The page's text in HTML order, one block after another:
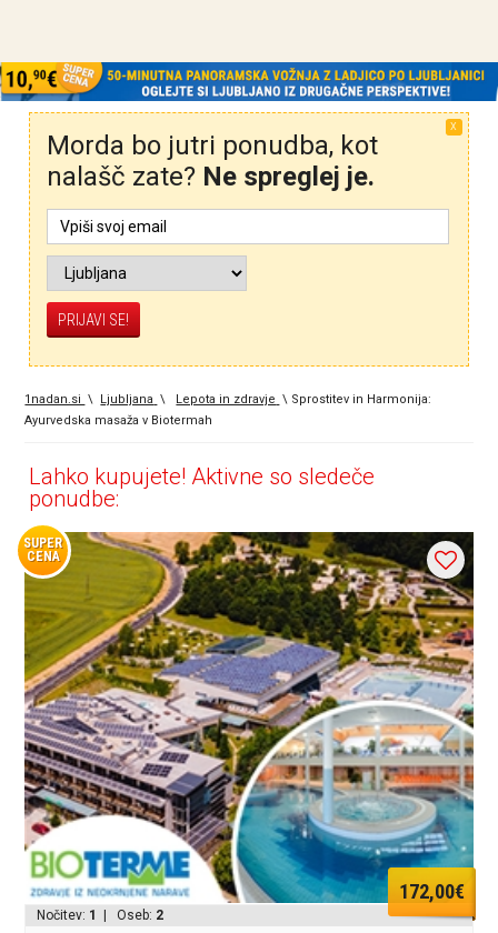
X
Morda bo jutri ponudba, kot
nalašč zate? Ne spreglej je.
1nadan.si \ Ljubljana \ Lepota in zdravje \ Sprostitev in Harmonija:
Ayurvedska masaža v Biotermah
Lahko kupujete! Aktivne so sledeče
ponudbe:
SUPER
CENA
172,00€
Nočitev: 1 | Oseb: 2